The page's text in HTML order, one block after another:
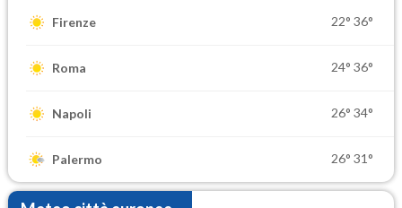
Firenze 22° 36°
Roma 24° 36°
Napoli 26° 34°
Palermo 26° 31°